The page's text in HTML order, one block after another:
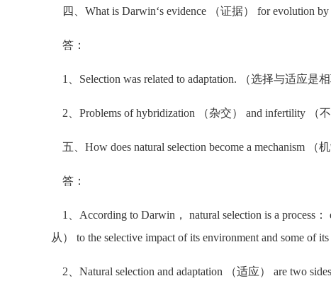
四、What is Darwin‘s evidence （证据） for evolution by
答：
1、Selection was related to adaptation. （选择与适应是相
2、Problems of hybridization （杂交） and infertility （不
五、How does natural selection become a mechanism （
答：
1、According to Darwin， natural selection is a process
从） to the selective impact of its environment and some of
2、Natural selection and adaptation （适应） are two